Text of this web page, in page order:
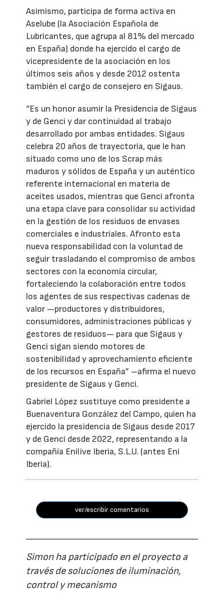
Asimismo, participa de forma activa en
Aselube (la Asociación Española de
Lubricantes, que agrupa al 81% del mercado
en España) donde ha ejercido el cargo de
vicepresidente de la asociación en los
últimos seis años y desde 2012 ostenta
también el cargo de consejero en Sigaus.
“Es un honor asumir la Presidencia de Sigaus
y de Genci y dar continuidad al trabajo
desarrollado por ambas entidades. Sigaus
celebra 20 años de trayectoria, que le han
situado como uno de los Scrap más
maduros y sólidos de España y un auténtico
referente internacional en materia de
aceites usados, mientras que Genci afronta
una etapa clave para consolidar su actividad
en la gestión de los residuos de envases
comerciales e industriales. Afronto esta
nueva responsabilidad con la voluntad de
seguir trasladando el compromiso de ambos
sectores con la economía circular,
fortaleciendo la colaboración entre todos
los agentes de sus respectivas cadenas de
valor —productores y distribuidores,
consumidores, administraciones públicas y
gestores de residuos— para que Sigaus y
Genci sigan siendo motores de
sostenibilidad y aprovechamiento eficiente
de los recursos en España” –afirma el nuevo
presidente de Sigaus y Genci.
Gabriel López sustituye como presidente a
Buenaventura González del Campo, quien ha
ejercido la presidencia de Sigaus desde 2017
y de Genci desde 2022, representando a la
compañía Enilive Iberia, S.L.U. (antes Eni
Iberia).
ver/escribir comentarios
Simon ha participado en el proyecto a
través de soluciones de iluminación,
control y mecanismo